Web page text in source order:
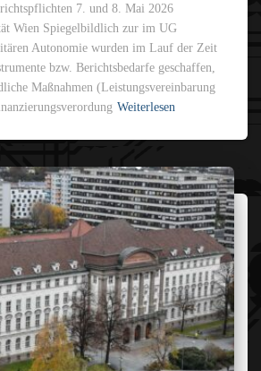
7. und 8. Mai 2026
Wien Spiegelbildlich zur im UG
Autonomie wurden im Lauf der Zeit
bzw. Berichtsbedarfe geschaffen,
Maßnahmen (Leistungsvereinbarung
Weiterlesen